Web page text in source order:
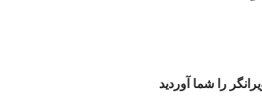
را شما آوردید